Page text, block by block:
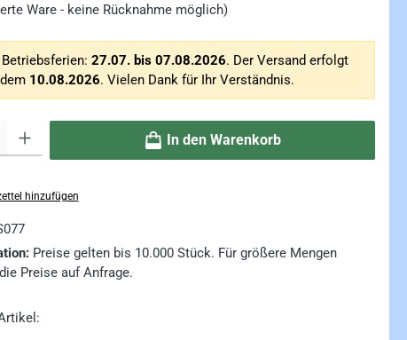
Ware - keine Rücknahme möglich)
Betriebsferien:27.07. bis 07.08.2026. Der Versand erfolgt
10.08.2026. Vielen Dank für Ihr Verständnis.
In den Warenkorb
hinzufügen
Preise gelten bis 10.000 Stück. Für größere Mengen
Preise auf Anfrage.